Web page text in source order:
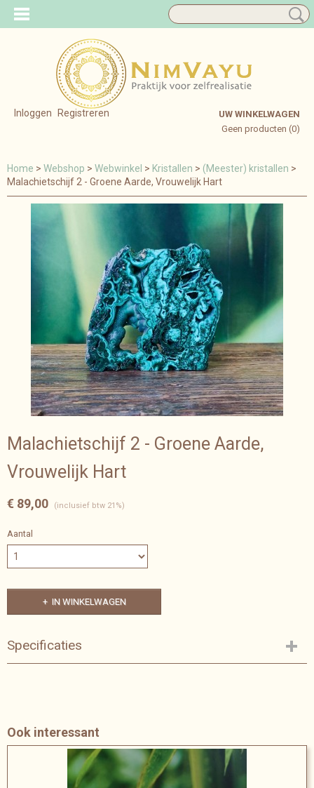
Inloggen Registreren
UW WINKELWAGEN
Geen producten (0)
Home > Webshop > Webwinkel > Kristallen > (Meester) kristallen >
Malachietschijf 2 - Groene Aarde, Vrouwelijk Hart
Malachietschijf 2 - Groene Aarde,
Vrouwelijk Hart
€ 89,00 (inclusief btw 21%)
Aantal
IN WINKELWAGEN
Specificaties
Ook interessant